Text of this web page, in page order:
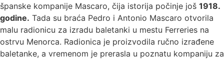
španske kompanije Mascaro, čija istorija počinje još 1918.
godine. Tada su braća Pedro i Antonio Mascaro otvorila
malu radionicu za izradu baletanki u mestu Ferreries na
ostrvu Menorca. Radionica je proizvodila ručno izrađene
baletanke, a vremenom je prerasla u poznatu kompaniju za